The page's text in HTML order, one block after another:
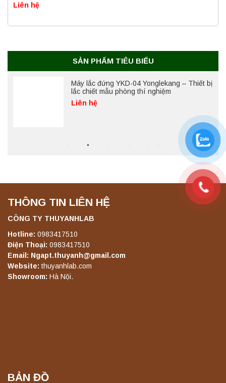
SẢN PHẨM TIÊU BIỂU
Liên hệ
Máy lắc đứng YKD-04 Yonglekang – Thiết bị
lắc chiết mẫu phòng thí nghiệm
Liên hệ
Máy lắc đứng YKD-06 Yonglekang – Thiết bị
Máy lắc đứng YKD-08 Yonglekang – Thiết bị
lắc chiết mẫu phòng thí nghiệm
Liên hệ
Máy lắc đứng YKD-10 Yonglekang – Thiết bị
lắc chiết mẫu phòng thí nghiệm
Liên hệ
THÔNG TIN LIÊN HỆ
CÔNG TY THUYANHLAB
Hotline: 0983417510
Điện Thoại: 0983417510
Email: Ngapt.thuyanh@gmail.com
Website: thuyanhlab.com
Showroom: Hà Nội.
BẢN ĐỒ